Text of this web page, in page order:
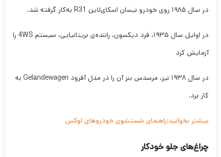
در سال ۱۹۸۵ روی خودرو نیسان اسکای‌لاین R31 به‌کار گرفته شد.
در اوایل سال ۱۹۳۵، فرد دیکسون، راننده‌ی بریتانیایی، سیستم 4WS را
آزمایش کرد
در سال ۱۹۳۸ نیز، مرسدس بنز آن را در مدل آفرود Geländewagen به
کار برد.
بیشتر بخوانید:راهنمای شستشوی خودروهای لوکس
چراغ‌های جلو خودکار